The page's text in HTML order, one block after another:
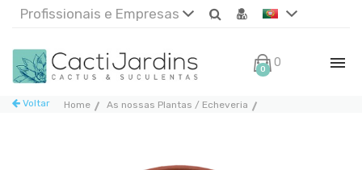
Profissionais e Empresas
0 0€
Home As nossas Plantas / Echeveria
Voltar